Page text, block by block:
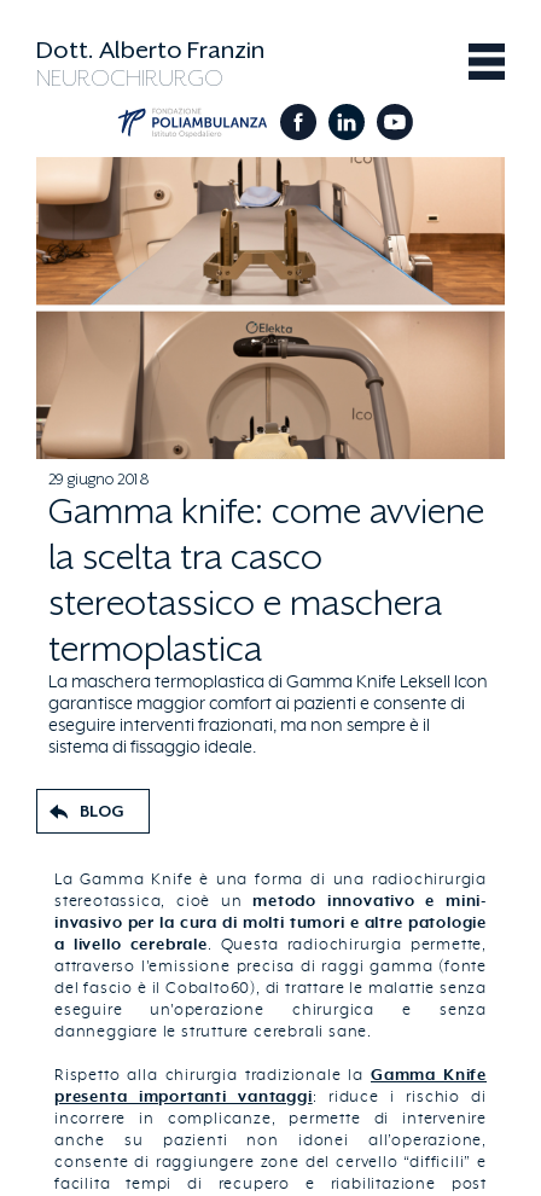
Dott. Alberto Franzin
NEUROCHIRURGO
29 giugno 2018
Gamma knife: come avviene
la scelta tra casco
stereotassico e maschera
termoplastica
La maschera termoplastica di Gamma Knife Leksell Icon
garantisce maggior comfort ai pazienti e consente di
eseguire interventi frazionati, ma non sempre è il
sistema di fissaggio ideale.
BLOG
La Gamma Knife è una forma di una radiochirurgia
stereotassica, cioè unmetodo innovativo e mini-
invasivo per la cura di molti tumori e altre patologie
a livello cerebrale. Questa radiochirurgia permette,
attraverso l'emissione precisa di raggi gamma (fonte
del fascio è il Cobalto60), di trattare le malattie senza
eseguire un'operazione chirurgica e senza
danneggiare le strutture cerebrali sane.
Rispetto alla chirurgia tradizionale la Gamma Knife
presenta importanti vantaggi: riduce i rischio di
incorrere in complicanze, permette di intervenire
anche su pazienti non idonei all’operazione,
consente di raggiungere zone del cervello “difficili” e
facilita tempi di recupero e riabilitazione post